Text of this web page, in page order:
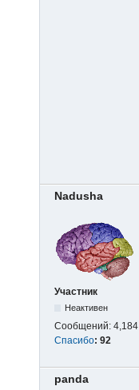
Nadusha
Участник
Неактивен
Сообщений: 4,184
Спасибо: 92
panda